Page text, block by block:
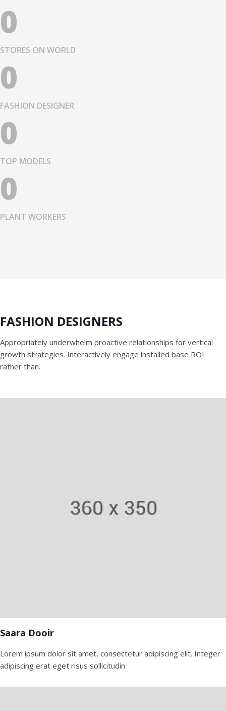
0
STORES ON WORLD
0
FASHION DESIGNER
0
TOP MODELS
0
PLANT WORKERS
FASHION DESIGNERS
Appropriately underwhelm proactive relationships for vertical
growth strategies. Interactively engage installed base ROI
rather than.
Saara Dooir
Lorem ipsum dolor sit amet, consectetur adipiscing elit. Integer
adipiscing erat eget risus sollicitudin